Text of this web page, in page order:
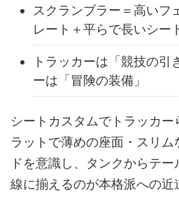
スクランブラー＝高いフ
レート＋平らで長いシー
トラッカーは「競技の引
ーは「冒険の装備」
シートカスタムでトラッカ
ラットで薄めの座面・スリム
ドを意識し、タンクからテ
線に揃えるのが本格派への近